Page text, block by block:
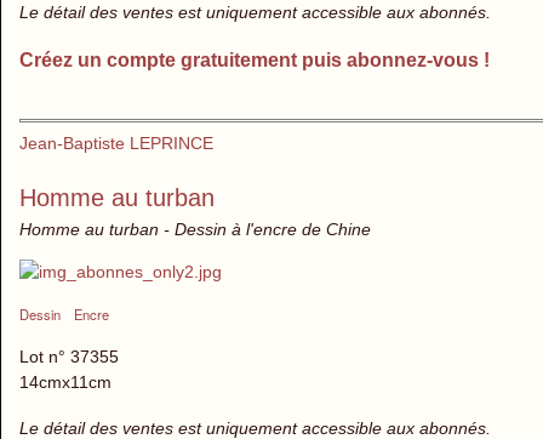
Le détail des ventes est uniquement accessible aux abonnés.
Créez un compte gratuitement puis abonnez-vous !
Jean-Baptiste LEPRINCE
Homme au turban
Homme au turban - Dessin à l'encre de Chine
Dessin Encre
Lot n° 37355
14cmx11cm
Le détail des ventes est uniquement accessible aux abonnés.